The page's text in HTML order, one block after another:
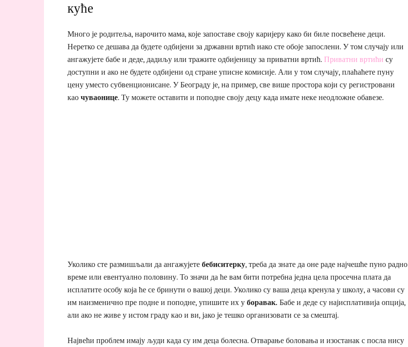
куће
Много је родитеља, нарочито мама, које запоставе своју каријеру како би биле посвећене деци.
Неретко се дешава да будете одбијени за државни вртић иако сте обоје запослени. У том случају или
ангажујете бабе и деде, дадиљу или тражите одбијеницу за приватни вртић. Приватни вртићи су
доступни и ако не будете одбијени од стране уписне комисије. Али у том случају, плаћаћете пуну
цену уместо субвенционисане. У Београду је, на пример, све више простора који су регистровани
као чуваонице. Ту можете оставити и поподне своју децу када имате неке неодложне обавезе.
Уколико сте размишљали да ангажујете бебиситерку, треба да знате да оне раде најчешће пуно радно
време или евентуално половину. То значи да ће вам бити потребна једна цела просечна плата да
исплатите особу која ће се бринути о вашој деци. Уколико су ваша деца кренула у школу, а часови су
им наизменично пре подне и поподне, упишите их у боравак. Бабе и деде су најисплативија опција,
али ако не живе у истом граду као и ви, јако је тешко организовати се за смештај.
Највећи проблем имају људи када су им деца болесна. Отварање боловања и изостанак с посла нису